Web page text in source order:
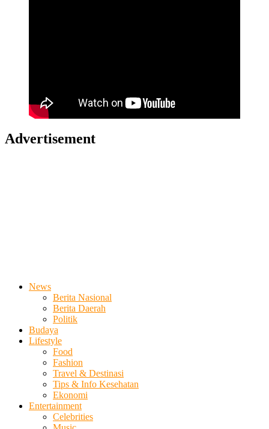
Advertisement
News
Berita Nasional
Berita Daerah
Politik
Budaya
Lifestyle
Food
Fashion
Travel & Destinasi
Tips & Info Kesehatan
Ekonomi
Entertainment
Celebrities